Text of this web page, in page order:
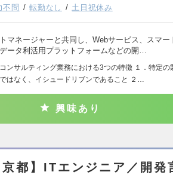
不問 転勤なし 土日祝休み
マネージャーと共同し、Webサービス、スマー
ータ利活用プラットフォームなどの開…
ンサルティング業務における3つの特徴 １．特定の
はなく、イシュードリブンであること ２…
興味あり
京都】ITエンジニア／開